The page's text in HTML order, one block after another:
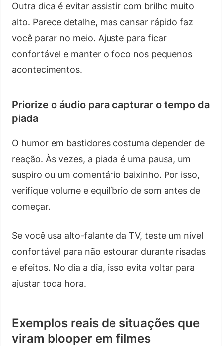
Outra dica é evitar assistir com brilho muito
alto. Parece detalhe, mas cansar rápido faz
você parar no meio. Ajuste para ficar
confortável e manter o foco nos pequenos
acontecimentos.
Priorize o áudio para capturar o tempo da
piada
O humor em bastidores costuma depender de
reação. Às vezes, a piada é uma pausa, um
suspiro ou um comentário baixinho. Por isso,
verifique volume e equilíbrio de som antes de
começar.
Se você usa alto-falante da TV, teste um nível
confortável para não estourar durante risadas
e efeitos. No dia a dia, isso evita voltar para
ajustar toda hora.
Exemplos reais de situações que
viram blooper em filmes